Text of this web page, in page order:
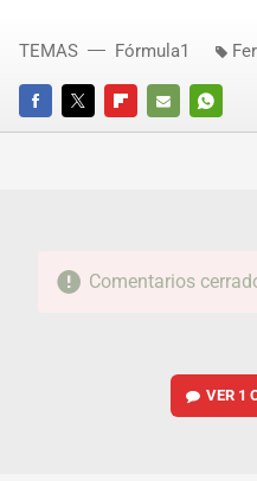
FACEBOOKTWITTERFLIPBOARD
E-
TEMAS Fórmula1
Comentarios
VER 1